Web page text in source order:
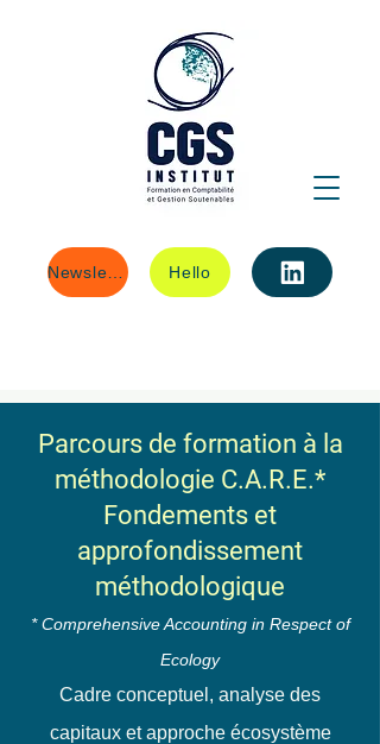
Hello
Parcours de formation à la
méthodologie C.A.R.E.*
Fondements et
approfondissement
méthodologique
* Comprehensive Accounting in Respect of
Ecology
Cadre conceptuel, analyse des
capitaux et approche écosystème